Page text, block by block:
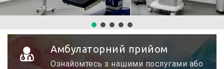
Амбулаторний прийом
Ознайомтесь з нашими послугами або